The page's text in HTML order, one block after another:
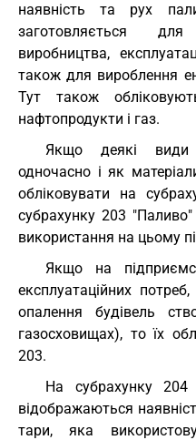
наявність та рух
заготовляється
виробництва,
також для вироблення
Тут також
нафтопродукти і газ.
Якщо деякі види
одночасно і як
обліковувати на
субрахунку 203
використання на цьому
Якщо на
експлуатаційних
опалення будівель
газосховищах), то їх
203.
На субрахунку 204
відображаються
тари, яка